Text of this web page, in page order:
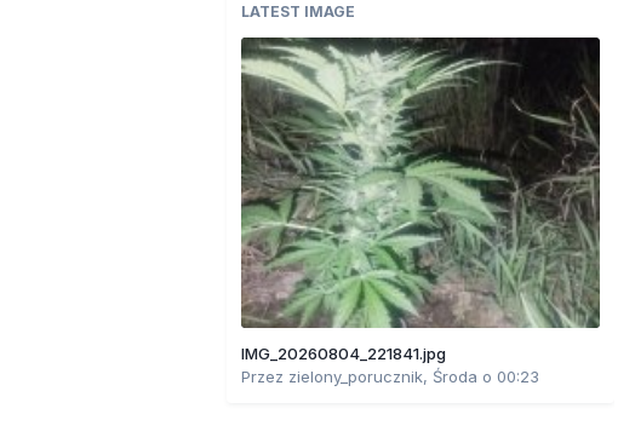
LATEST IMAGE
IMG_20260804_221841.jpg
Przez zielony_porucznik, Środa o 00:23